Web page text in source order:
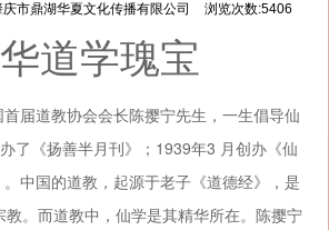
庆市鼎湖华夏文化传播有限公司 浏览次数:5406
道学瑰宝
届道教协会会长陈撄宁先生，一生倡导仙
了《扬善半月刊》； 1939年3 月创办《仙
。中国的道教，起源于老子《道德经》，是
教。而道教中，仙学是其精华所在。陈撄宁